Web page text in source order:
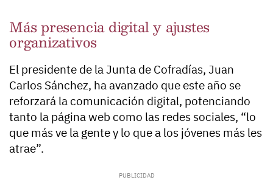
Más presencia digital y ajustes
organizativos
El presidente de la Junta de Cofradías, Juan
Carlos Sánchez, ha avanzado que este año se
reforzará la comunicación digital, potenciando
tanto la página web como las redes sociales, “lo
que más ve la gente y lo que a los jóvenes más les
atrae”.